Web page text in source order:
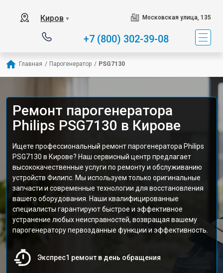
Киров ▼ Московская улица, 135
+7 (800) 302-39-08
Главная / Парогенератор / PSG7130
Ремонт парогенератора
Philips PSG7130 в Кирове
Ищете профессиональный ремонт парогенератора Philips
PSG7130 в Кирове? Наш сервисный центр предлагает
высококачественные услуги по ремонту и обслуживанию
устройств Филипс. Мы используем только оригинальные
запчасти и современные технологии для восстановления
вашего оборудования. Наши квалифицированные
специалисты гарантируют быстрое и эффективное
устранение любых неисправностей, возвращая вашему
парогенератору первозданные функции и эффективность.
Экспрес1 ремонт в день обращения